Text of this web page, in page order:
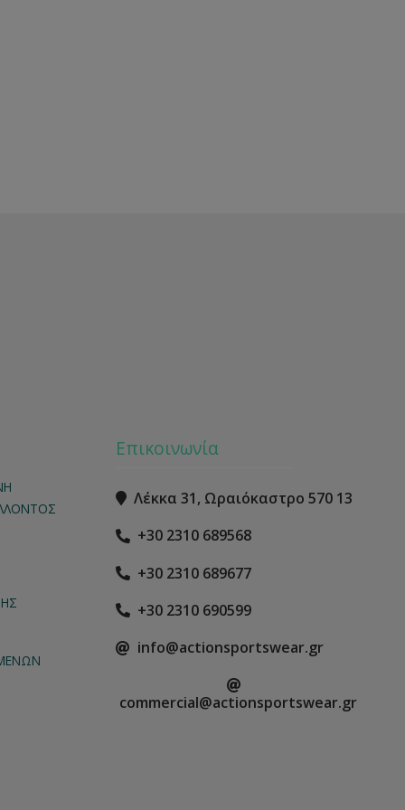
Επικοινωνία
Λέκκα 31, Ωραιόκαστρο 570 13
+30 2310 689568
+30 2310 689677
+30 2310 690599
info@actionsportswear.gr
commercial@actionsportswear.gr